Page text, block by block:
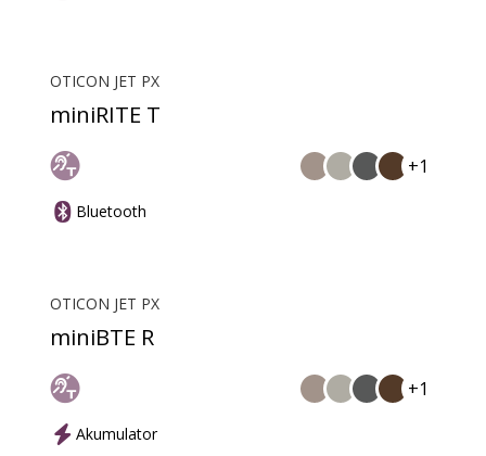
OTICON JET PX
miniRITE T
+1
Bluetooth
OTICON JET PX
miniBTE R
+1
Akumulator